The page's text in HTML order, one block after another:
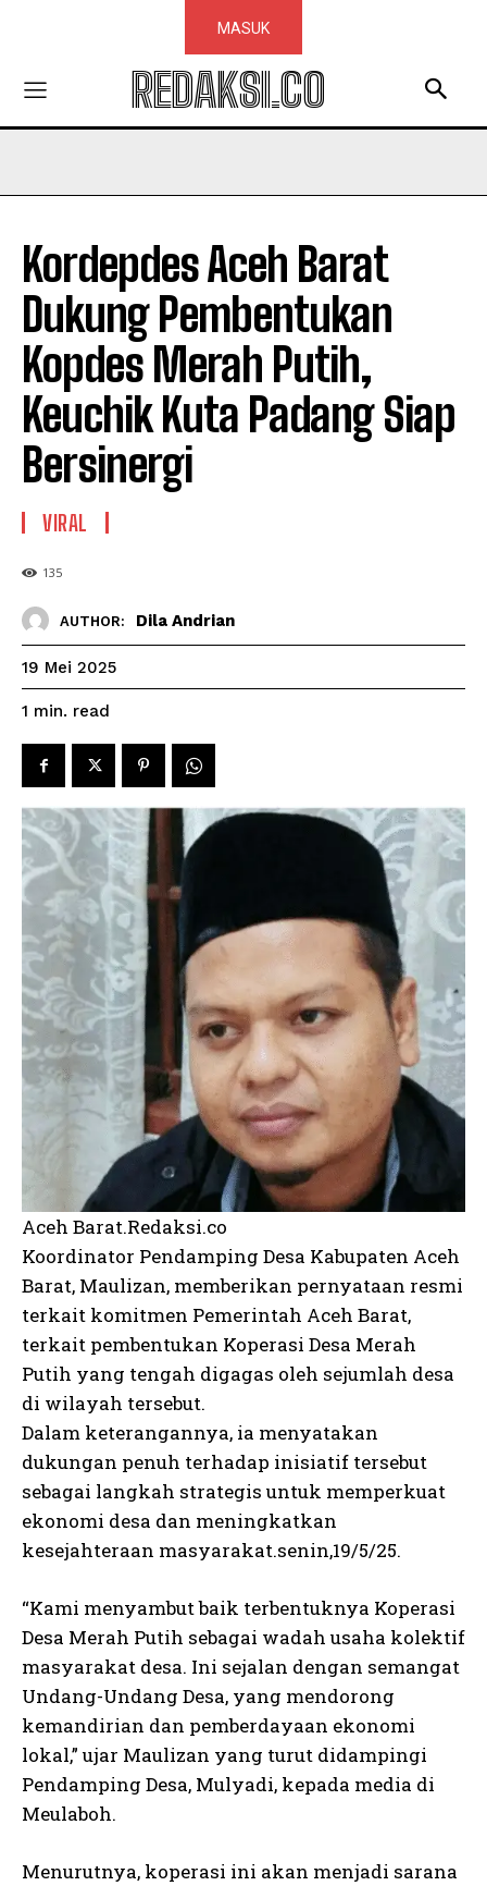
MASUK
REDAKSI.CO
Kordepdes Aceh Barat
Dukung Pembentukan
Kopdes Merah Putih,
Keuchik Kuta Padang Siap
Bersinergi
VIRAL
135
AUTHOR: Dila Andrian
19 Mei 2025
1 min. read
Aceh Barat.Redaksi.co
Koordinator Pendamping Desa Kabupaten Aceh
Barat, Maulizan, memberikan pernyataan resmi
terkait komitmen Pemerintah Aceh Barat,
terkait pembentukan Koperasi Desa Merah
Putih yang tengah digagas oleh sejumlah desa
di wilayah tersebut.
Dalam keterangannya, ia menyatakan
dukungan penuh terhadap inisiatif tersebut
sebagai langkah strategis untuk memperkuat
ekonomi desa dan meningkatkan
kesejahteraan masyarakat.senin,19/5/25.
“Kami menyambut baik terbentuknya Koperasi
Desa Merah Putih sebagai wadah usaha kolektif
masyarakat desa. Ini sejalan dengan semangat
Undang-Undang Desa, yang mendorong
kemandirian dan pemberdayaan ekonomi
lokal,” ujar Maulizan yang turut didampingi
Pendamping Desa, Mulyadi, kepada media di
Meulaboh.
Menurutnya, koperasi ini akan menjadi sarana